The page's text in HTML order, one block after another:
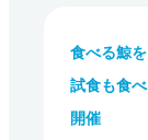
食べる鯨
試食も食
開催